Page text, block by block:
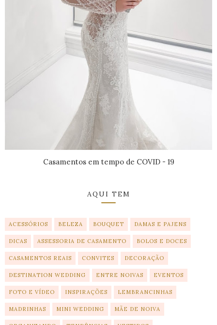
Casamentos em tempo de COVID - 19
AQUI TEM
ACESSÓRIOS BELEZA BOUQUET DAMAS E PAJENS
DICAS ASSESSORIA DE CASAMENTO BOLOS E DOCES
CASAMENTOS REAIS CONVITES DECORAÇÃO
DESTINATION WEDDING ENTRE NOIVAS EVENTOS
FOTO E VÍDEO INSPIRAÇÕES LEMBRANCINHAS
MADRINHAS MINI WEDDING MÃE DE NOIVA